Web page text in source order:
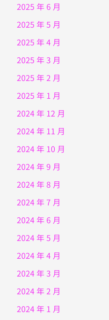
2025 年 6 月
2025 年 5 月
2025 年 4 月
2025 年 3 月
2025 年 2 月
2025 年 1 月
2024 年 12 月
2024 年 11 月
2024 年 10 月
2024 年 9 月
2024 年 8 月
2024 年 7 月
2024 年 6 月
2024 年 5 月
2024 年 4 月
2024 年 3 月
2024 年 2 月
2024 年 1 月